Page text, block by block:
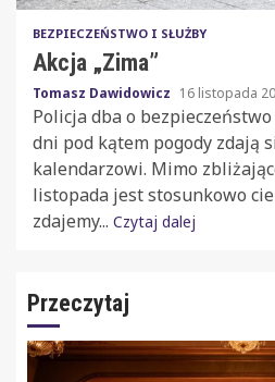
BEZPIECZEŃSTWO I SŁUŻBY
Akcja „Zima”
Tomasz Dawidowicz 16 listopada
Policja dba o
dni pod kątem pogody zdają
kalendarzowi. Mimo
listopada jest stosunkowo
zdajemy... Czytaj dalej
Przeczytaj